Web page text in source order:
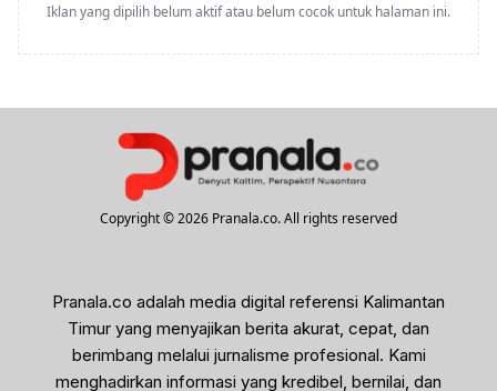
Iklan yang dipilih belum aktif atau belum cocok untuk halaman ini.
Copyright © 2026 Pranala.co. All rights reserved
Pranala.co adalah media digital referensi Kalimantan
Timur yang menyajikan berita akurat, cepat, dan
berimbang melalui jurnalisme profesional. Kami
menghadirkan informasi yang kredibel, bernilai, dan